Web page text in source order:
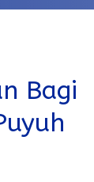
Bagi